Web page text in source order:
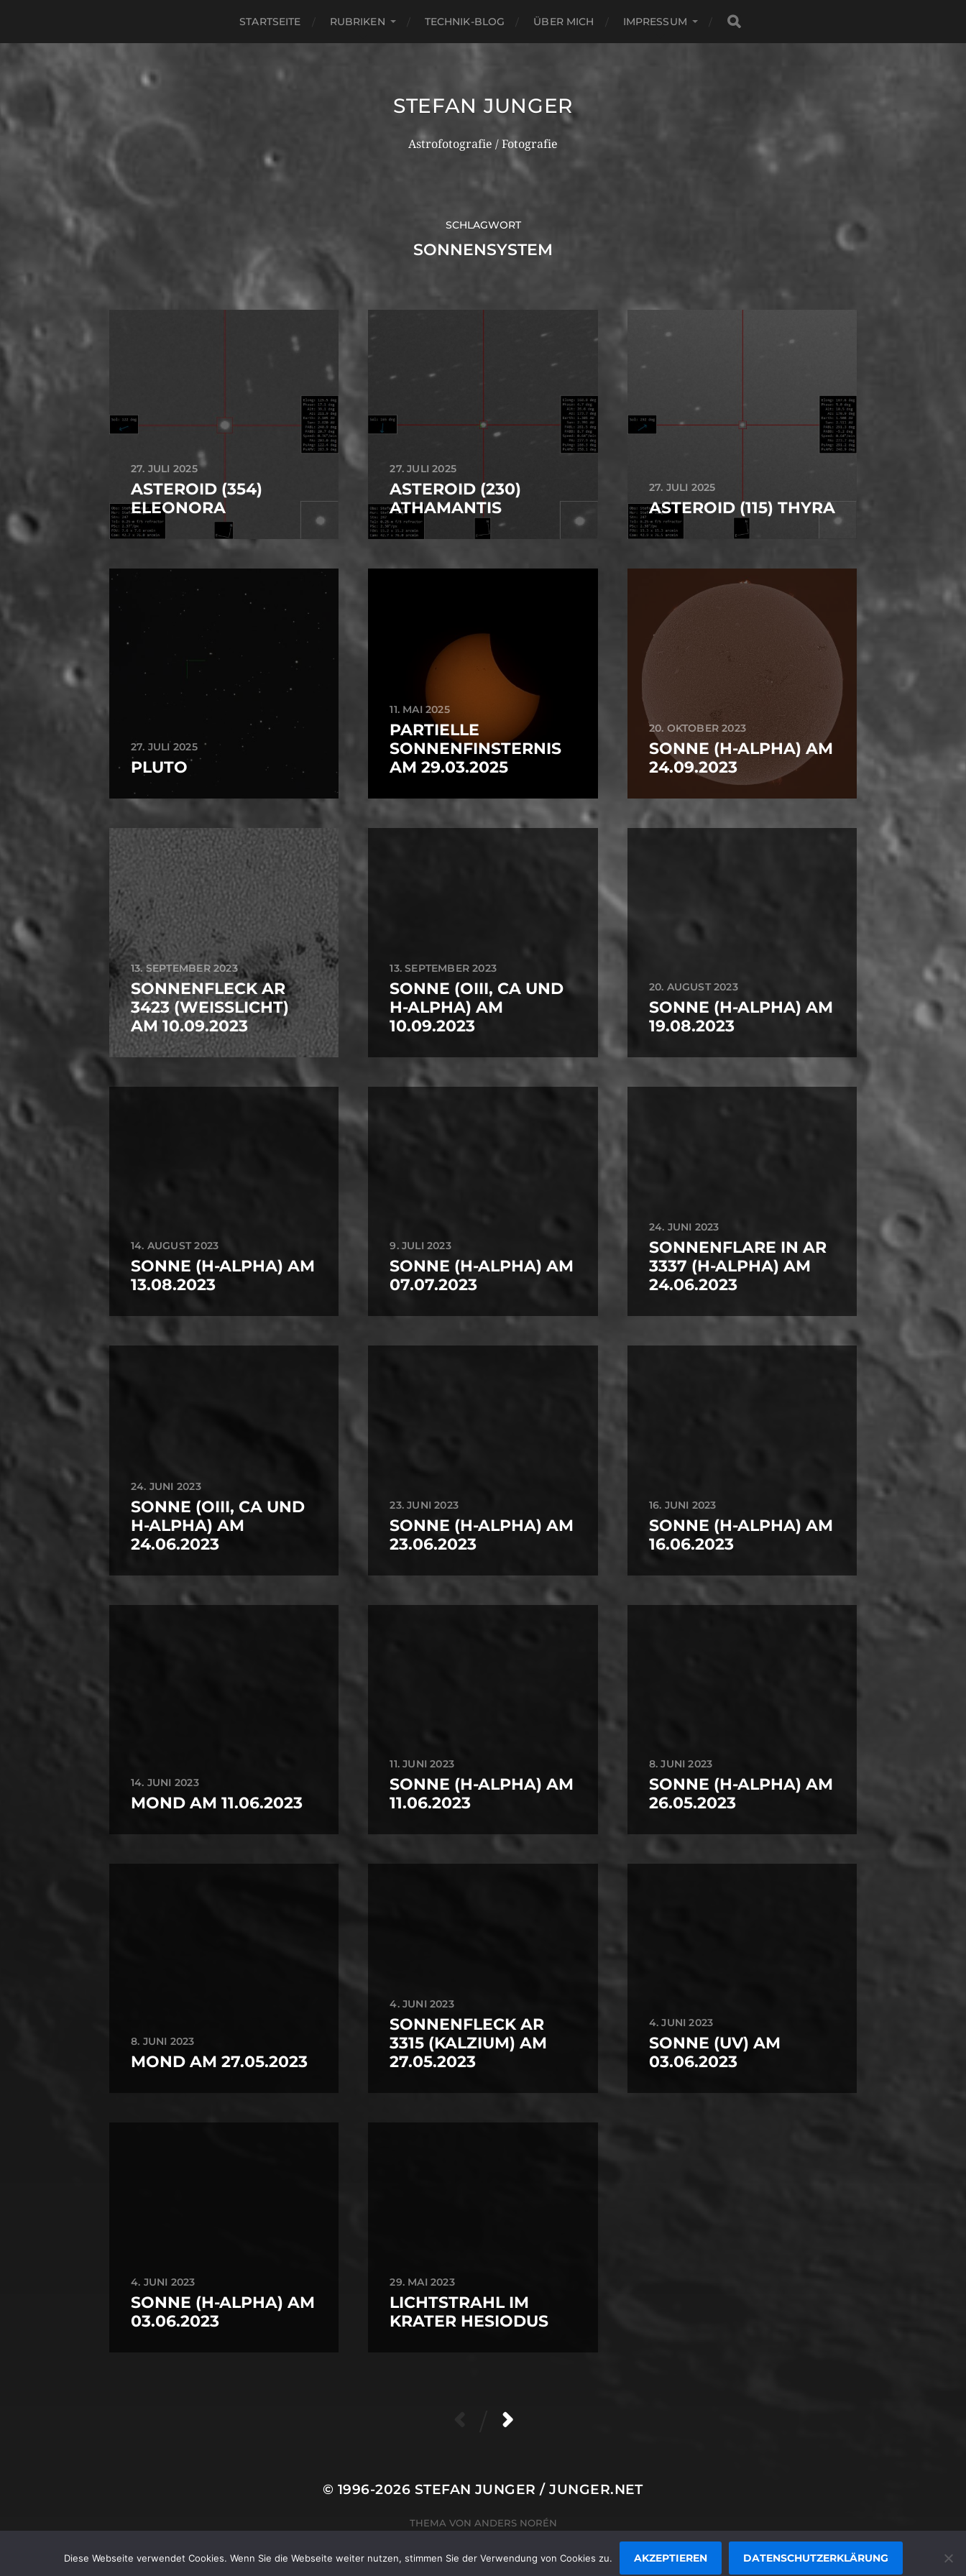
STARTSEITE RUBRIKEN TECHNIK-BLOG ÜBER MICH IMPRESSUM
STEFAN JUNGER
Astrofotografie / Fotografie
SCHLAGWORT
SONNENSYSTEM
27. JULI 2025
ASTEROID (354)
ELEONORA
27. JULI 2025
ASTEROID (230)
ATHAMANTIS
27. JULI 2025
ASTEROID (115) THYRA
27. JULI 2025
PLUTO
11. MAI 2025
PARTIELLE
SONNENFINSTERNIS
AM 29.03.2025
20. OKTOBER 2023
SONNE (H-ALPHA) AM
24.09.2023
13. SEPTEMBER 2023
SONNENFLECK AR
3423 (WEISSLICHT) A
M 10.09.2023
13. SEPTEMBER 2023
SONNE (OIII, CA UND
H-ALPHA) AM
10.09.2023
20. AUGUST 2023
SONNE (H-ALPHA) AM
19.08.2023
14. AUGUST 2023
SONNE (H-ALPHA) AM
13.08.2023
9. JULI 2023
SONNE (H-ALPHA) AM
07.07.2023
24. JUNI 2023
SONNENFLARE IN AR
3337 (H-ALPHA) AM
24.06.2023
24. JUNI 2023
SONNE (OIII, CA UND
H-ALPHA) AM
24.06.2023
23. JUNI 2023
SONNE (H-ALPHA) AM
23.06.2023
16. JUNI 2023
SONNE (H-ALPHA) AM
16.06.2023
14. JUNI 2023
MOND AM 11.06.2023
11. JUNI 2023
SONNE (H-ALPHA) AM
11.06.2023
8. JUNI 2023
SONNE (H-ALPHA) AM
26.05.2023
8. JUNI 2023
MOND AM 27.05.2023
4. JUNI 2023
SONNENFLECK AR
3315 (KALZIUM) AM
27.05.2023
4. JUNI 2023
SONNE (UV) AM
03.06.2023
4. JUNI 2023
SONNE (H-ALPHA) AM
03.06.2023
29. MAI 2023
LICHTSTRAHL IM
KRATER HESIODUS
© 1996-2026 STEFAN JUNGER /JUNGER.NET
THEMA VON ANDERS NORÉN
Diese Webseite verwendet Cookies. Wenn Sie die Webseite weiter nutzen, stimmen Sie der Verwendung von Cookies zu. AKZEPTIEREN DATENSCHUTZERKLÄRUNG